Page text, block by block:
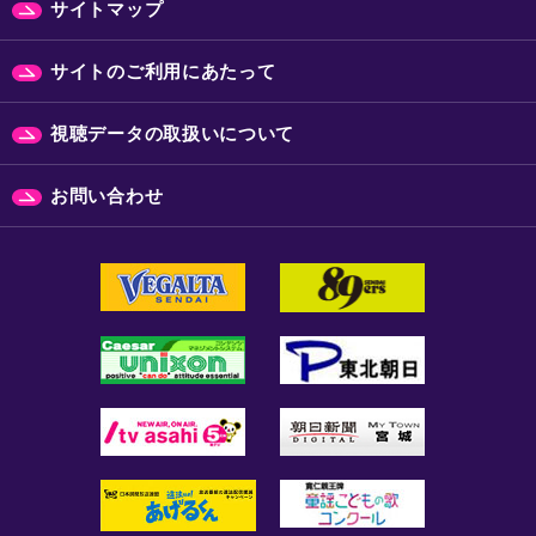
サイトマップ
サイトのご利用にあたって
視聴データの取扱いについて
お問い合わせ